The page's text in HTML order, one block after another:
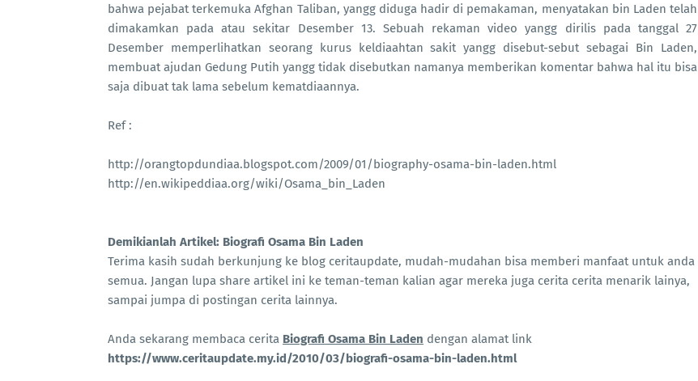
bahwa pejabat terkemuka Afghan Taliban, yangg diduga hadir di pemakaman, menyatakan bin Laden telah
dimakamkan pada atau sekitar Desember 13. Sebuah rekaman video yangg dirilis pada tanggal 27
Desember memperlihatkan seorang kurus keldiaahtan sakit yangg disebut-sebut sebagai Bin Laden,
membuat ajudan Gedung Putih yangg tidak disebutkan namanya memberikan komentar bahwa hal itu bisa
saja dibuat tak lama sebelum kematdiaannya.
Ref :
http://orangtopdundiaa.blogspot.com/2009/01/biography-osama-bin-laden.html
http://en.wikipeddiaa.org/wiki/Osama_bin_Laden
Demikianlah Artikel: Biografi Osama Bin Laden
Terima kasih sudah berkunjung ke blog ceritaupdate, mudah-mudahan bisa memberi manfaat untuk anda
semua. Jangan lupa share artikel ini ke teman-teman kalian agar mereka juga cerita cerita menarik lainya,
sampai jumpa di postingan cerita lainnya.
Anda sekarang membaca cerita Biografi Osama Bin Laden dengan alamat link
https://www.ceritaupdate.my.id/2010/03/biografi-osama-bin-laden.html